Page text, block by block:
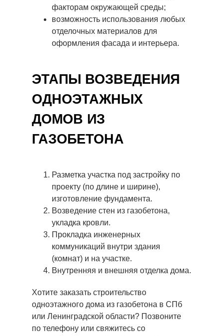
факторам окружающей среды;
возможность использования любых
отделочных материалов для
оформления фасада и интерьера.
ЭТАПЫ ВОЗВЕДЕНИЯ
ОДНОЭТАЖНЫХ
ДОМОВ ИЗ
ГАЗОБЕТОНА
Разметка участка под застройку по
проекту (по длине и ширине),
изготовление фундамента.
Возведение стен из газобетона,
укладка кровли.
Прокладка инженерных
коммуникаций внутри здания
(комнат) и на участке.
Внутренняя и внешняя отделка дома.
Хотите заказать строительство
одноэтажного дома из газобетона в СПб
или Ленинградской области? Позвоните
по телефону или свяжитесь со